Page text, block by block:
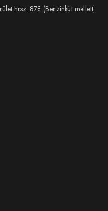
hrsz. 878 (Benzinkút mellett)